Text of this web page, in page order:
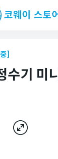
]
수기 미니